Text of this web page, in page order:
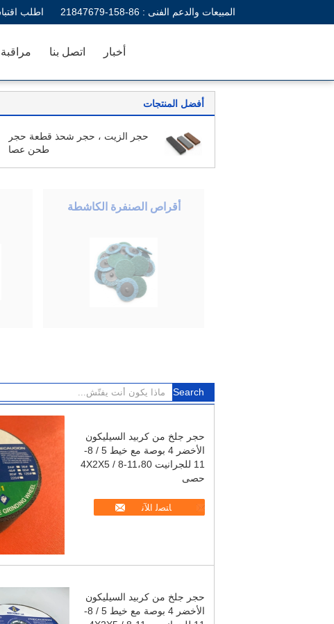
المبيعات والدعم الفنى : 86-158-21847679 اطلب
اتصل بنا أخبار
أفضل المنتجات
حجر الزيت ، حجر شحذ قطعة حجر
طحن عصا
أقراص الصنفرة الكاشطة
حجر جلخ من كربيد السيليكون
الأخضر 4 بوصة مع خيط 5 / 8-
11 للجرانيت 4X2X5 / 8-11،80
حصى
ﺎﺘﺼﻟ ﺍﻶﻧ
حجر جلخ من كربيد السيليكون
الأخضر 4 بوصة مع خيط 5 / 8-